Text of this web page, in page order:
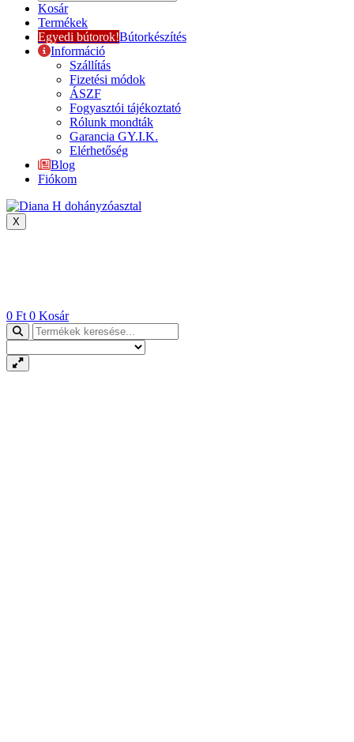
Kosár
Termékek
Egyedi bútorok!Bútorkészítés
Információ
Szállítás
Fizetési módok
ÁSZF
Fogyasztói tájékoztató
Rólunk mondták
Garancia GY.I.K.
Elérhetőség
Blog
Fiókom
X
0 Ft 0 Kosár